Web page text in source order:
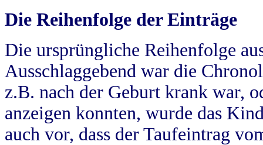
Die Reihenfolge der Einträge
Die ursprüngliche Reihenfolge
Ausschlaggebend war die
z.B. nach der Geburt krank war,
anzeigen konnten, wurde das
auch vor, dass der Taufeintrag